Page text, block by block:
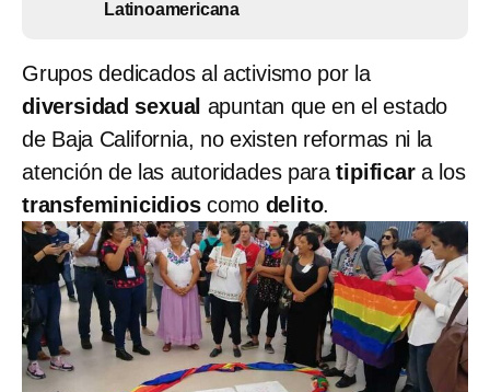
Latinoamericana
Grupos dedicados al activismo por la
diversidad sexual apuntan que en el estado
de Baja California, no existen reformas ni la
atención de las autoridades para tipificara los
transfeminicidios como delito.